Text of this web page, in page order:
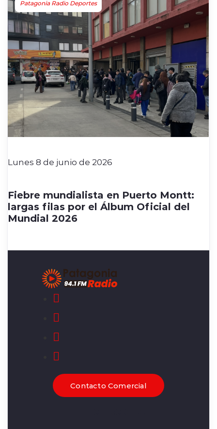
Patagonia Radio Deportes
Lunes 8 de junio de 2026
Fiebre mundialista en Puerto Montt:
largas filas por el Álbum Oficial del
Mundial 2026
Contacto Comercial